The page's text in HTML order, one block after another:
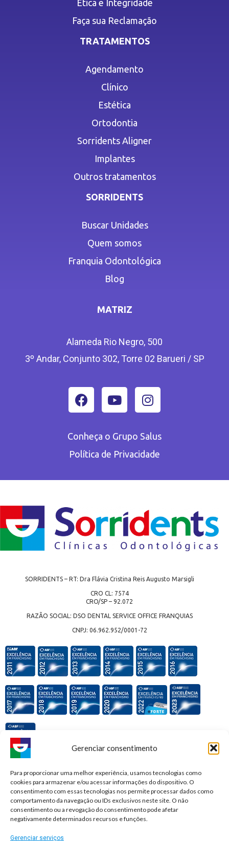
Gerenciar consentimento
Para proporcionar uma melhor experiência, usamos tecnologias como
cookies para armazenar e/ou acessar informações do dispositivo. O
consentimento com essas tecnologias nos permite processar dados como
comportamento da navegação ou IDs exclusivos neste site. O não
consentimento ou a revogação do consentimento pode afetar
negativamente determinados recursos e funções.
Gerenciar serviços
Ética e Integridade
Faça sua Reclamação
TRATAMENTOS
Agendamento
Clínico
Estética
Ortodontia
Sorridents Aligner
Implantes
Outros tratamentos
SORRIDENTS
Buscar Unidades
Quem somos
Franquia Odontológica
Blog
MATRIZ
Alameda Rio Negro, 500
3º Andar, Conjunto 302, Torre 02 Barueri / SP
Conheça o Grupo Salus
Política de Privacidade
SORRIDENTS – RT: Dra Flávia Cristina Reis Augusto Marsigli
CRO CL: 7574
CRO/SP – 92.072
RAZÃO SOCIAL: DSO DENTAL SERVICE OFFICE FRANQUIAS
CNPJ: 06.962.952/0001-72
Premiações e honrarias: